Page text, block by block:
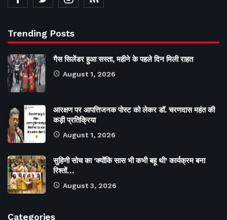
Trending Posts
गैस सिलेंडर हुआ सस्ता, महीने के पहले दिन मिली राहत
August 1, 2026
आरक्षण पर आपत्तिजनक पोस्ट को लेकर डॉ. चरणदास महंत की
कड़ी प्रतिक्रिया
August 1, 2026
सुहिणी सोच का ‘क्योंकि सास भी कभी बहू थी’ कार्यक्रम बना
रिश्तों…
August 3, 2026
Categories